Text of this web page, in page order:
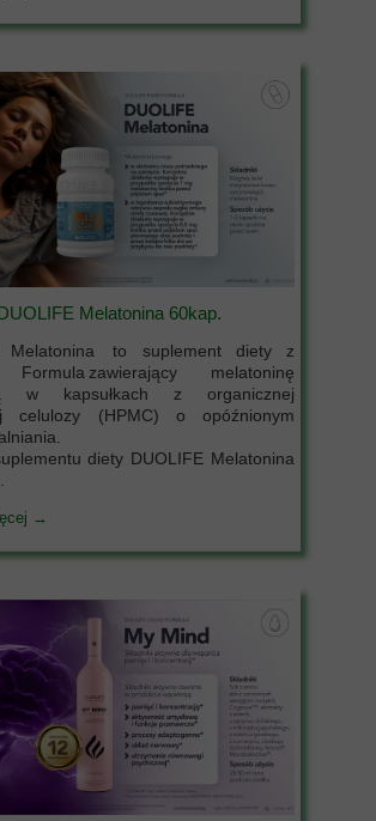
Melatonina 60kap.
Melatonina to suplement diety z
Formula zawierający melatoninę
w kapsułkach z organicznej
celulozy (HPMC) o opóźnionym
diety DUOLIFE Melatonina
→